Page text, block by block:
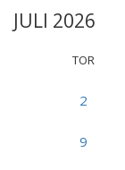
JULI 2026
TOR
2
9